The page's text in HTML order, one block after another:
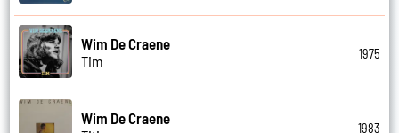
Wim De Craene
Tim
1975
Wim De Craene
1983